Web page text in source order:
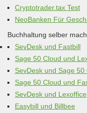
Cryptotrader.tax Test
NeoBanken Für
Buchhaltung selber
SevDesk und Fastbill
Sage 50 Cloud und
SevDesk und Sage 50
Sage 50 Cloud und
SevDesk und Lexoffice
Easybill und Billbee